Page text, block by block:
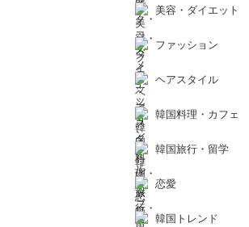
美容・ダイエット
ファッション
ヘアスタイル
韓国料理・カフェ
韓国旅行・留学
恋愛
韓国トレンド